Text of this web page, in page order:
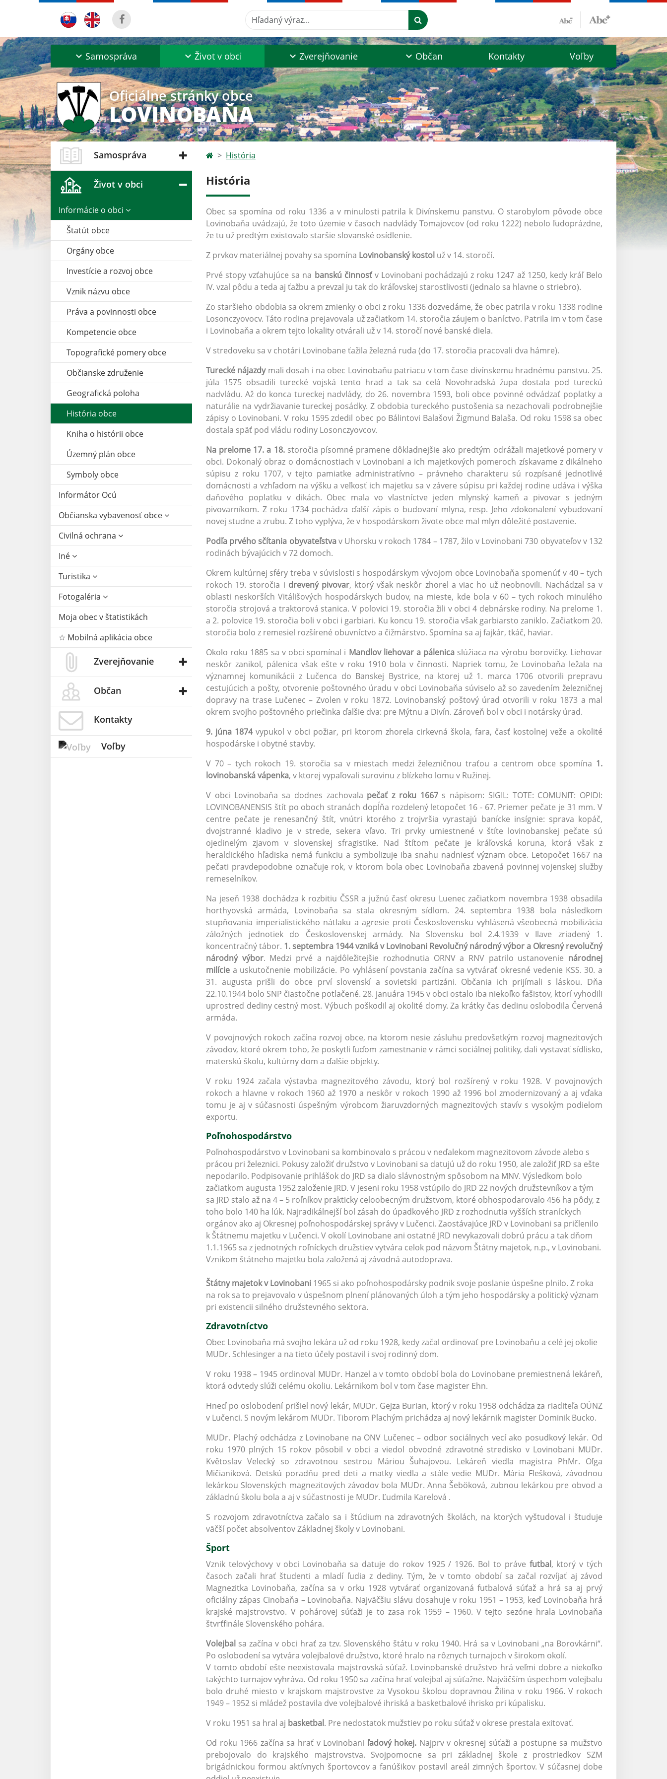
Hľadaný výraz...
Samospráva Život v obci Zverejňovanie Občan Kontakty Voľby
Oficiálne stránky obce
LOVINOBAŇA
Samospráva
Život v obci
Informácie o obci
Štatút obce
Orgány obce
Investície a rozvoj obce
Vznik názvu obce
Práva a povinnosti obce
Kompetencie obce
Topografické pomery obce
Občianske združenie
Geografická poloha
História obce
Kniha o histórii obce
Územný plán obce
Symboly obce
Informátor Ocú
Občianska vybavenosť obce
Civilná ochrana
Iné
Turistika
Fotogaléria
Moja obec v štatistikách
☆ Mobilná aplikácia obce
Zverejňovanie
Občan
Kontakty
Voľby
História
História
Obec sa spomína od roku 1336 a v minulosti patrila k Divínskemu panstvu. O starobylom pôvode obce
Lovinobaňa uvádzajú, že toto územie v časoch nadvlády Tomajovcov (od roku 1222) nebolo ľudoprázdne,
že tu už predtým existovalo staršie slovanské osídlenie.
Z prvkov materiálnej povahy sa spomína Lovinobanský kostol už v 14. storočí.
Prvé stopy vzťahujúce sa na banskú činnosťv Lovinobani pochádzajú z roku 1247 až 1250, kedy kráľ Belo
IV. vzal pôdu a teda aj ťažbu a prevzal ju tak do kráľovskej starostlivosti (jednalo sa hlavne o striebro).
Zo staršieho obdobia sa okrem zmienky o obci z roku 1336 dozvedáme, že obec patrila v roku 1338 rodine
Losonczyovocv. Táto rodina prejavovala už začiatkom 14. storočia záujem o baníctvo. Patrila im v tom čase
i Lovinobaňa a okrem tejto lokality otvárali už v 14. storočí nové banské diela.
V stredoveku sa v chotári Lovinobane ťažila železná ruda (do 17. storočia pracovali dva hámre).
Turecké nájazdymali dosah i na obec Lovinobaňu patriacu v tom čase divínskemu hradnému panstvu. 25.
júla 1575 obsadili turecké vojská tento hrad a tak sa celá Novohradská župa dostala pod tureckú
nadvládu. Až do konca tureckej nadvlády, do 26. novembra 1593, boli obce povinné odvádzať poplatky a
naturálie na vydržiavanie tureckej posádky. Z obdobia tureckého pustošenia sa nezachovali podrobnejšie
zápisy o Lovinobani. V roku 1595 zdedil obec po Bálintovi Balašovi Žigmund Balaša. Od roku 1598 sa obec
dostala späť pod vládu rodiny Losonczyovcov.
Na prelome 17. a 18.storočia písomné pramene dôkladnejšie ako predtým odrážali majetkové pomery v
obci. Dokonalý obraz o domácnostiach v Lovinobani a ich majetkových pomeroch získavame z dikálneho
súpisu z roku 1707, v tejto pamiatke administratívno – právneho charakteru sú rozpísané jednotlivé
domácnosti a vzhľadom na výšku a veľkosť ich majetku sa v závere súpisu pri každej rodine udáva i výška
daňového poplatku v dikách. Obec mala vo vlastníctve jeden mlynský kameň a pivovar s jedným
pivovarníkom. Z roku 1734 pochádza ďalší zápis o budovaní mlyna, resp. Jeho zdokonalení vybudovaní
novej studne a zrubu. Z toho vyplýva, že v hospodárskom živote obce mal mlyn dôležité postavenie.
Podľa prvého sčítania obyvateľstvav Uhorsku v rokoch 1784 – 1787, žilo v Lovinobani 730 obyvateľov v 132
rodinách bývajúcich v 72 domoch.
Okrem kultúrnej sféry treba v súvislosti s hospodárskym vývojom obce Lovinobaňa spomenúť v 40 – tych
rokoch 19. storočia i drevený pivovar, ktorý však neskôr zhorel a viac ho už neobnovili. Nachádzal sa v
oblasti neskorších Vitálišových hospodárskych budov, na mieste, kde bola v 60 – tych rokoch minulého
storočia strojová a traktorová stanica. V polovici 19. storočia žili v obci 4 debnárske rodiny. Na prelome 1.
a 2. polovice 19. storočia boli v obci i garbiari. Ku koncu 19. storočia však garbiarsto zaniklo. Začiatkom 20.
storočia bolo z remesiel rozšírené obuvníctvo a čižmárstvo. Spomína sa aj fajkár, tkáč, haviar.
Okolo roku 1885 sa v obci spomínal i Mandlov liehovar a pálenica slúžiaca na výrobu borovičky. Liehovar
neskôr zanikol, pálenica však ešte v roku 1910 bola v činnosti. Napriek tomu, že Lovinobaňa ležala na
významnej komunikácii z Lučenca do Banskej Bystrice, na ktorej už 1. marca 1706 otvorili prepravu
cestujúcich a pošty, otvorenie poštovného úradu v obci Lovinobaňa súviselo až so zavedením železničnej
dopravy na trase Lučenec – Zvolen v roku 1872. Lovinobanský poštový úrad otvorili v roku 1873 a mal
okrem svojho poštovného priečinka ďalšie dva: pre Mýtnu a Divín. Zároveň bol v obci i notársky úrad.
9. júna 1874vypukol v obci požiar, pri ktorom zhorela cirkevná škola, fara, časť kostolnej veže a okolité
hospodárske i obytné stavby.
V 70 – tych rokoch 19. storočia sa v miestach medzi železničnou traťou a centrom obce spomína 1.
lovinobanská vápenka, v ktorej vypaľovali surovinu z blízkeho lomu v Ružinej.
V obci Lovinobaňa sa dodnes zachovala pečať z roku 1667s nápisom: SIGIL: TOTE: COMUNIT: OPIDI:
LOVINOBANENSIS štít po oboch stranách dopĺňa rozdelený letopočet 16 - 67. Priemer pečate je 31 mm. V
centre pečate je renesančný štít, vnútri ktorého z trojvršia vyrastajú banícke insígnie: sprava kopáč,
dvojstranné kladivo je v strede, sekera vľavo. Tri prvky umiestnené v štíte lovinobanskej pečate sú
ojedinelým zjavom v slovenskej sfragistike. Nad štítom pečate je kráľovská koruna, ktorá však z
heraldického hľadiska nemá funkciu a symbolizuje iba snahu nadniesť význam obce. Letopočet 1667 na
pečati pravdepodobne označuje rok, v ktorom bola obec Lovinobaňa zbavená povinnej vojenskej služby
remeselníkov.
Na jeseň 1938 dochádza k rozbitiu ČSSR a južnú časť okresu Luenec začiatkom novembra 1938 obsadila
horthyovská armáda, Lovinobaňa sa stala okresným sídlom. 24. septembra 1938 bola následkom
stupňovania imperialistického nátlaku a agresie proti Československu vyhlásená všeobecná mobilizácia
záložných jednotiek do Československej armády. Na Slovensku bol 2.4.1939 v Ilave zriadený 1.
koncentračný tábor. 1. septembra 1944 vzniká v Lovinobani Revolučný národný výbor a Okresný revolučný
národný výbor. Medzi prvé a najdôležitejšie rozhodnutia ORNV a RNV patrilo ustanovenie národnej
milície a uskutočnenie mobilizácie. Po vyhlásení povstania začína sa vytvárať okresné vedenie KSS. 30. a
31. augusta prišli do obce prví slovenskí a sovietski partizáni. Občania ich prijímali s láskou. Dňa
22.10.1944 bolo SNP čiastočne potlačené. 28. januára 1945 v obci ostalo iba niekoľko fašistov, ktorí vyhodili
uprostred dediny cestný most. Výbuch poškodil aj okolité domy. Za krátky čas dedinu oslobodila Červená
armáda.
V povojnových rokoch začína rozvoj obce, na ktorom nesie zásluhu predovšetkým rozvoj magnezitových
závodov, ktoré okrem toho, že poskytli ľuďom zamestnanie v rámci sociálnej politiky, dali vystavať sídlisko,
materskú školu, kultúrny dom a ďalšie objekty.
V roku 1924 začala výstavba magnezitového závodu, ktorý bol rozšírený v roku 1928. V povojnových
rokoch a hlavne v rokoch 1960 až 1970 a neskôr v rokoch 1990 až 1996 bol zmodernizovaný a aj vďaka
tomu je aj v súčasnosti úspešným výrobcom žiaruvzdorných magnezitových stavív s vysokým podielom
exportu.
Poľnohospodárstvo
Poľnohospodárstvo v Lovinobani sa kombinovalo s prácou v neďalekom magnezitovom závode alebo s
prácou pri železnici. Pokusy založiť družstvo v Lovinobani sa datujú už do roku 1950, ale založiť JRD sa ešte
nepodarilo. Podpisovanie prihlášok do JRD sa dialo slávnostným spôsobom na MNV. Výsledkom bolo
začiatkom augusta 1952 založenie JRD. V jeseni roku 1958 vstúpilo do JRD 22 nových družstevníkov a tým
sa JRD stalo až na 4 – 5 roľníkov prakticky celoobecným družstvom, ktoré obhospodarovalo 456 ha pôdy, z
toho bolo 140 ha lúk. Najradikálnejší bol zásah do úpadkového JRD z rozhodnutia vyšších straníckych
orgánov ako aj Okresnej poľnohospodárskej správy v Lučenci. Zaostávajúce JRD v Lovinobani sa pričlenilo
k Štátnemu majetku v Lučenci. V okolí Lovinobane ani ostatné JRD nevykazovali dobrú prácu a tak dňom
1.1.1965 sa z jednotných roľníckych družstiev vytvára celok pod názvom Štátny majetok, n.p., v Lovinobani.
Vznikom štátneho majetku bola založená aj závodná autodoprava.
Štátny majetok v Lovinobani 1965 si ako poľnohospodársky podnik svoje poslanie úspešne plnilo. Z roka
na rok sa to prejavovalo v úspešnom plnení plánovaných úloh a tým jeho hospodársky a politický význam
pri existencii silného družstevného sektora.
Zdravotníctvo
Obec Lovinobaňa má svojho lekára už od roku 1928, kedy začal ordinovať pre Lovinobaňu a celé jej okolie
MUDr. Schlesinger a na tieto účely postavil i svoj rodinný dom.
V roku 1938 – 1945 ordinoval MUDr. Hanzel a v tomto období bola do Lovinobane premiestnená lekáreň,
ktorá odvtedy slúži celému okoliu. Lekárnikom bol v tom čase magister Ehn.
Hneď po oslobodení prišiel nový lekár, MUDr. Gejza Burian, ktorý v roku 1958 odchádza za riaditeľa OÚNZ
v Lučenci. S novým lekárom MUDr. Tiborom Plachým prichádza aj nový lekárnik magister Dominik Bucko.
MUDr. Plachý odchádza z Lovinobane na ONV Lučenec – odbor sociálnych vecí ako posudkový lekár. Od
roku 1970 plných 15 rokov pôsobil v obci a viedol obvodné zdravotné stredisko v Lovinobani MUDr.
Květoslav Velecký so zdravotnou sestrou Máriou Šuhajovou. Lekáreň viedla magistra PhMr. Oľga
Mičianiková. Detskú poradňu pred deti a matky viedla a stále vedie MUDr. Mária Flešková, závodnou
lekárkou Slovenských magnezitových závodov bola MUDr. Anna Šeböková, zubnou lekárkou pre obvod a
základnú školu bola a aj v súčastnosti je MUDr. Ľudmila Karelová .
S rozvojom zdravotníctva začalo sa i štúdium na zdravotných školách, na ktorých vyštudoval i študuje
väčší počet absolventov Základnej školy v Lovinobani.
Šport
Vznik telovýchovy v obci Lovinobaňa sa datuje do rokov 1925 / 1926. Bol to práve futbal, ktorý v tých
časoch začali hrať študenti a mladí ľudia z dediny. Tým, že v tomto období sa začal rozvíjať aj závod
Magnezitka Lovinobaňa, začína sa v orku 1928 vytvárať organizovaná futbalová súťaž a hrá sa aj prvý
oficiálny zápas Cinobaňa – Lovinobaňa. Najväčšiu slávu dosahuje v roku 1951 – 1953, keď Lovinobaňa hrá
krajské majstrovstvo. V pohárovej súťaži je to zasa rok 1959 – 1960. V tejto sezóne hrala Lovinobaňa
štvrťfinále Slovenského pohára.
Volejbal sa začína v obci hrať za tzv. Slovenského štátu v roku 1940. Hrá sa v Lovinobani „na Borovkárni“.
Po oslobodení sa vytvára volejbalové družstvo, ktoré hralo na rôznych turnajoch v širokom okolí.
V tomto období ešte neexistovala majstrovská súťaž. Lovinobanské družstvo hrá veľmi dobre a niekoľko
takýchto turnajov vyhráva. Od roku 1950 sa začína hrať volejbal aj súťažne. Najväčším úspechom volejbalu
bolo druhé miesto v krajskom majstrovstve za Vysokou školou dopravnou Žilina v roku 1966. V rokoch
1949 – 1952 si mládež postavila dve volejbalové ihriská a basketbalové ihrisko pri kúpalisku.
V roku 1951 sa hral aj basketbal. Pre nedostatok mužstiev po roku súťaž v okrese prestala exitovať.
Od roku 1966 začína sa hrať v Lovinobani ľadový hokej. Najprv v okresnej súťaži a postupne sa mužstvo
prebojovalo do krajského majstrovstva. Svojpomocne sa pri základnej škole z prostriedkov SZM
brigádnickou formou aktívnych športovcov a fanúšikov postavil areál zimných športov. V súčasnej dobe